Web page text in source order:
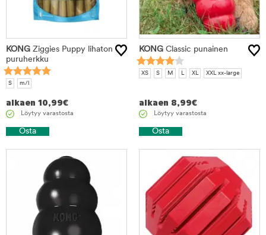
KONG Ziggies Puppy lihaton
puruherkku
S m/l
alkaen 10,99€
Löytyy varastosta
Osta
KONG Classic punainen
XS S M L XL XXL xx-large
alkaen 8,99€
Löytyy varastosta
Osta